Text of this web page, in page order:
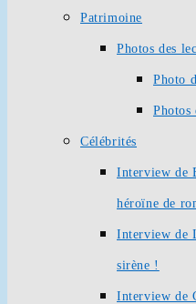
Patrimoine
Photos des
Photo
Célébrités
Interview de
héroïne de
Interview de
sirène !
Interview de